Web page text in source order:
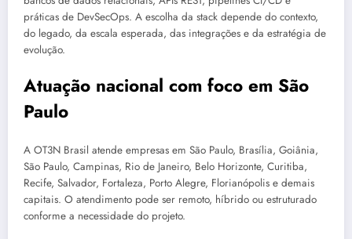
práticas de DevSecOps. A escolha da stack depende do contexto,
do legado, da escala esperada, das integrações e da estratégia de
evolução.
Atuação nacional com foco em São
Paulo
A OT3N Brasil atende empresas em São Paulo, Brasília, Goiânia,
São Paulo, Campinas, Rio de Janeiro, Belo Horizonte, Curitiba,
Recife, Salvador, Fortaleza, Porto Alegre, Florianópolis e demais
capitais. O atendimento pode ser remoto, híbrido ou estruturado
conforme a necessidade do projeto.